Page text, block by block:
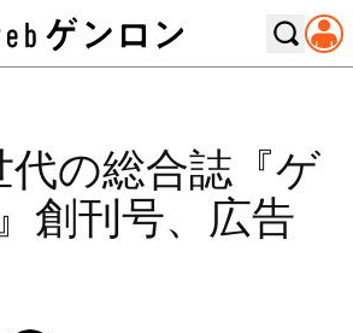
代の総合誌『ゲ
創刊号、広告